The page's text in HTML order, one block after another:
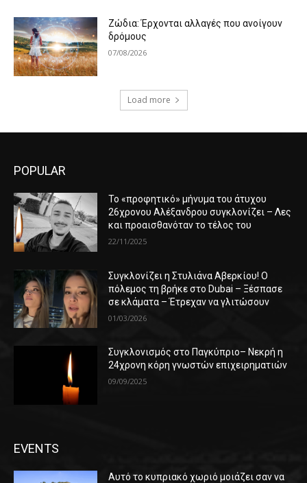
Ζώδια: Έρχονται αλλαγές που ανοίγουν
δρόμους
07/08/2026
Load more
POPULAR
Το «προφητικό» μήνυμα του άτυχου
26χρονου Αλέξανδρου συγκλονίζει – Λες
και προαισθανόταν το τέλος του
22/11/2025
Συγκλονίζει η Στυλιάνα Αβερκίου! Ο
πόλεμος τη βρήκε στο Dubai – Ξέσπασε
σε κλάματα – Έτρεχαν να γλιτώσουν
01/03/2026
Συγκλονισμός στο Παγκύπριο– Νεκρή η
24χρονη κόρη γνωστών επιχειρηματιών
09/09/2025
EVENTS
Αυτό το κυπριακό χωριό μοιάζει σαν να